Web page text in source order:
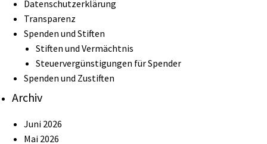
Datenschutzerklärung
Transparenz
Spenden und Stiften
Stiften und Vermächtnis
Steuervergünstigungen für Spender
Spenden und Zustiften
Archiv
Juni 2026
Mai 2026